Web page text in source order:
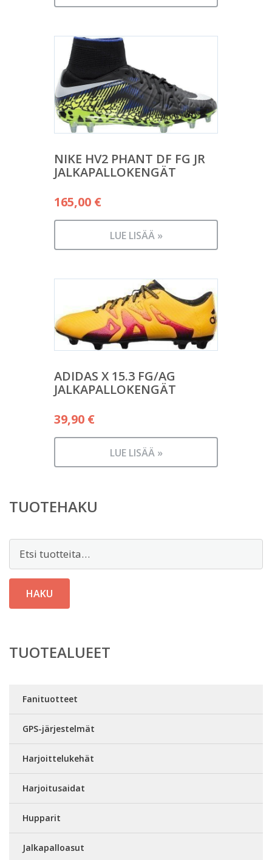
NIKE HV2 PHANT DF FG JR
JALKAPALLOKENGÄT
165,00 €
LUE LISÄÄ »
ADIDAS X 15.3 FG/AG
JALKAPALLOKENGÄT
39,90 €
LUE LISÄÄ »
TUOTEHAKU
Etsi:
HAKU
TUOTEALUEET
Fanituotteet
GPS-järjestelmät
Harjoittelukehät
Harjoitusaidat
Hupparit
Jalkapalloasut